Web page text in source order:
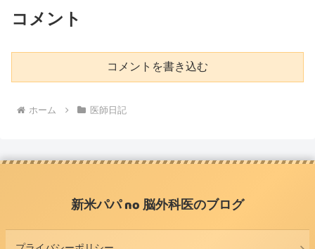
コメント
コメントを書き込む
ホーム 医師日記
新米パパ no 脳外科医のブログ